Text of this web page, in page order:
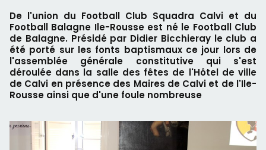
De l'union du Football Club Squadra Calvi et du
Football Balagne Ile-Rousse est né le Football Club
de Balagne. Présidé par Didier Bicchieray le club a
été porté sur les fonts baptismaux ce jour lors de
l'assemblée générale constitutive qui s'est
déroulée dans la salle des fêtes de l'Hôtel de ville
de Calvi en présence des Maires de Calvi et de l'Ile-
Rousse ainsi que d'une foule nombreuse